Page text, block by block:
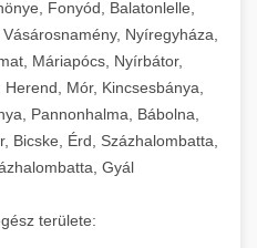
katalógusa -
megfelel az összes
széles
és hűtőkamra rendszerek
figyelő
energiatakarékos
A rozsdamentes
hozzáférhető
biztosítják a hosszú
üzemeltetést.
teljes kínálata -
és karbantarthatók,
élelmiszer-biztonsági
teljesítményű modellek
asztali és állványos
igények és a
függvényében.
védőburkolatok
amely szükséges
működő
felszereléséhez
Az alapvető
(tűzhelyek, sütők,
kezdve a speciális
(szeletelők, aprítók,
Fonyód, Balatonlelle,
Nyíregyháza,
Máriapócs, Nyírbátor,
Mór, Kincsesbánya,
Pannonhalma, Bábolna,
Bicske, Érd, Százhalombatta,
Gyál
területe: